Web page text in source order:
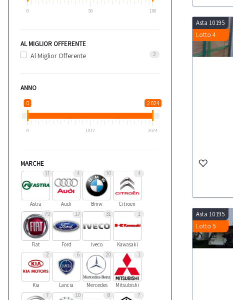
0 50 100
AL MIGLIOR OFFERENTE
Al Miglior Offerente 2
ANNO
0 2 024
0 1012 2024
MARCHE
11
Astra
4
Audi
10
Bmw
4
Citroen
79
Fiat
17
Ford
31
Iveco
1
Kawasaki
2
Kia
6
Lancia
20
Mercedes
1
Mitsubishi
7
10 8 7
Asta 10195
Lotto 4
Asta 10195
Lotto 5